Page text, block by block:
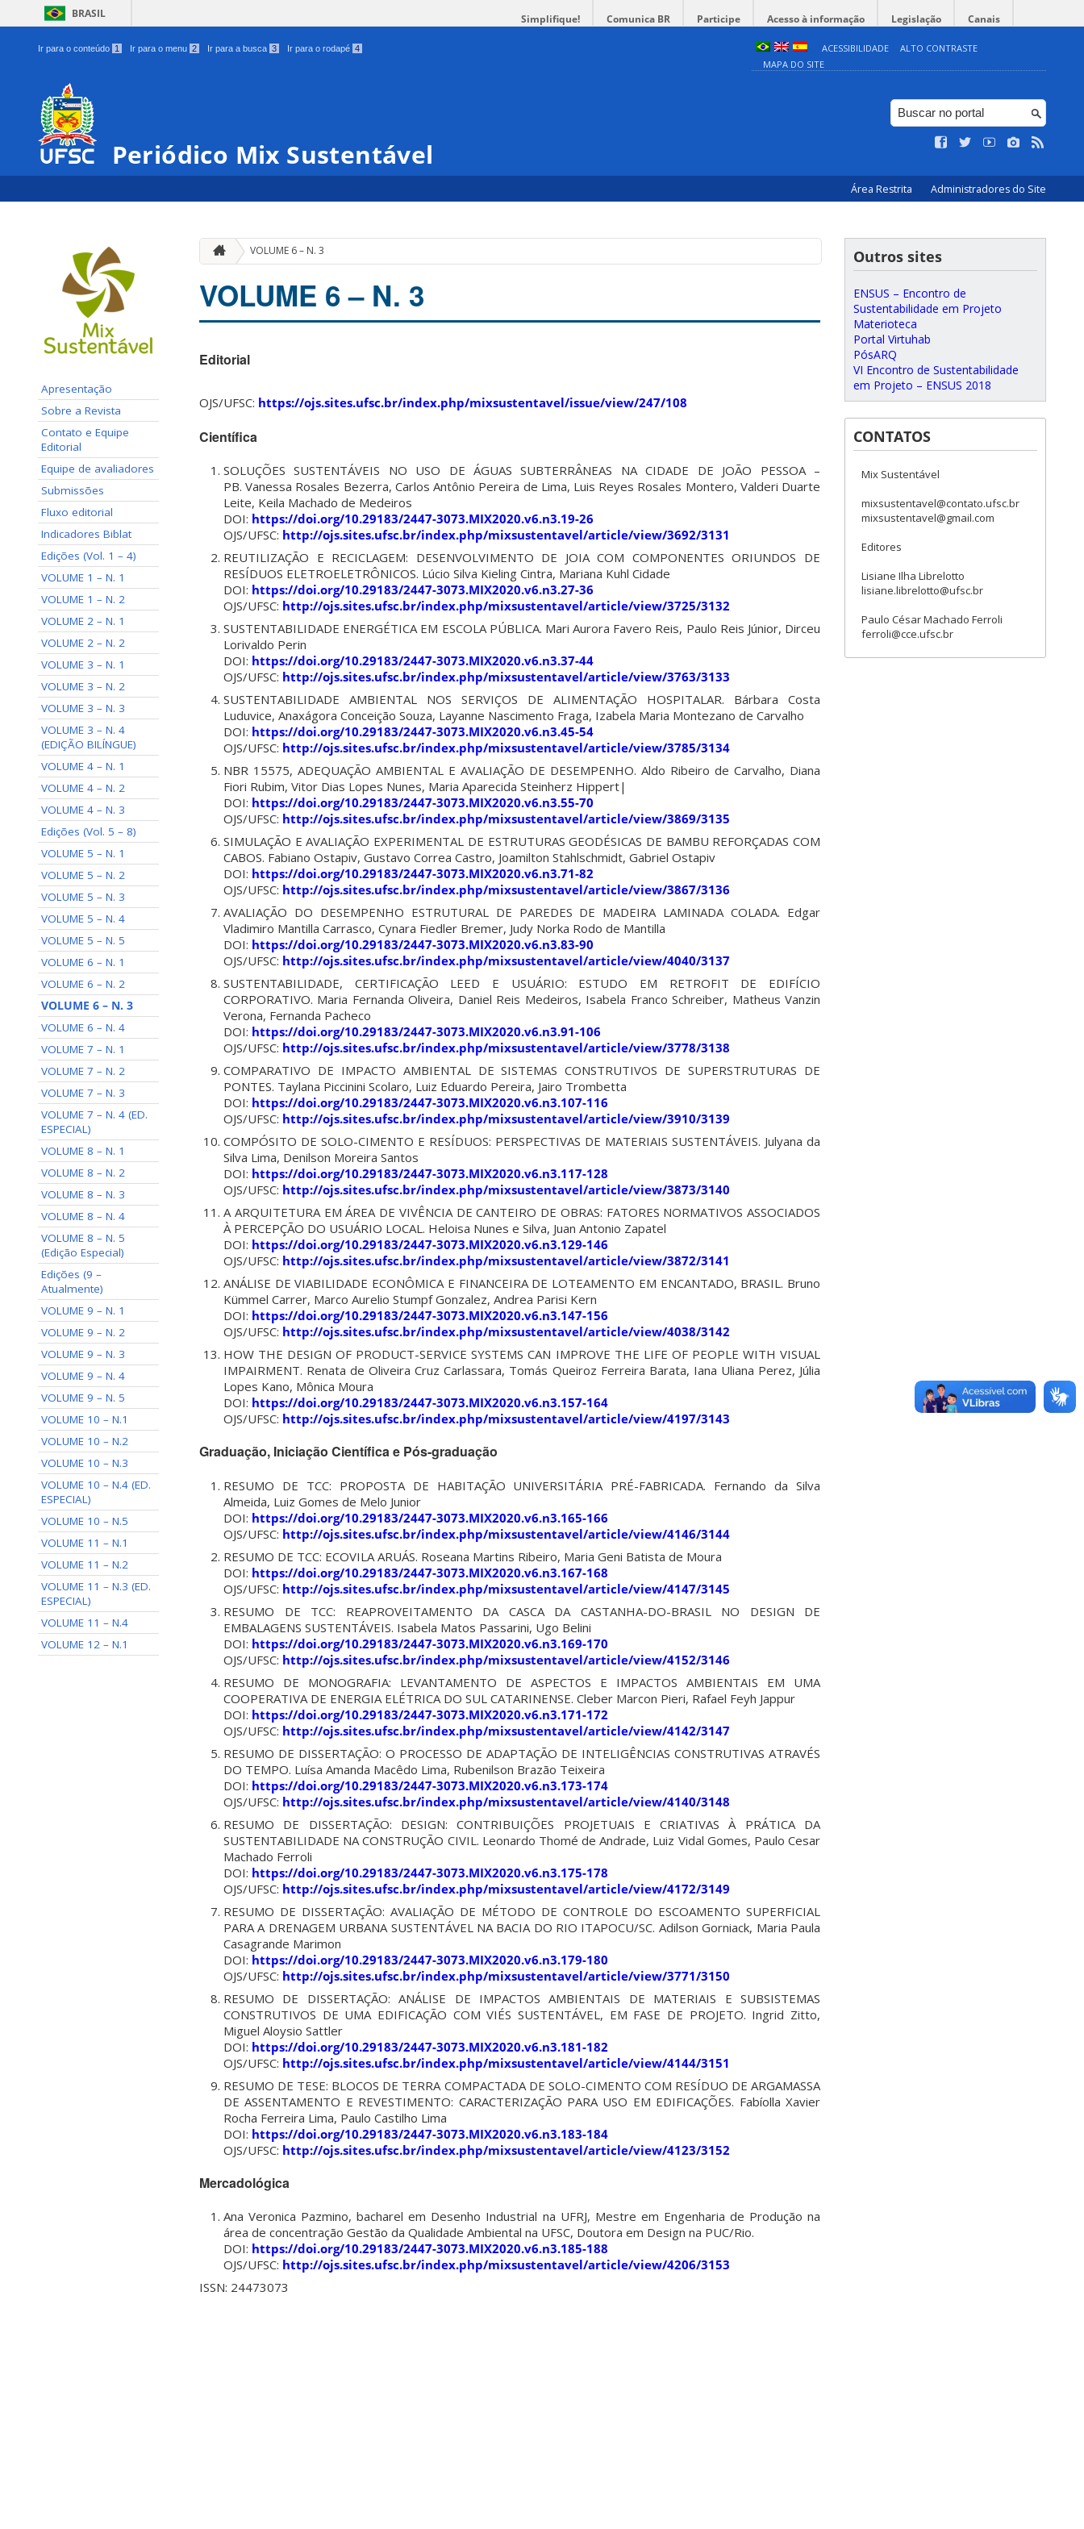
BRASIL Simplifique! Comunica BR Participe Acesso à informação Legislação Canais
Ir para o conteúdo 1 Ir para o menu 2 Ir para a busca 3 Ir para o rodapé 4 ACESSIBILIDADE
ALTO CONTRASTE
MAPA DO SITE
Periódico Mix Sustentável
Área Restrita Administradores do Site
Apresentação
Sobre a Revista
Contato e Equipe
Editorial
Equipe de avaliadores
Submissões
Fluxo editorial
Indicadores Biblat
Edições (Vol. 1 – 4)
VOLUME 1 – N. 1
VOLUME 1 – N. 2
VOLUME 2 – N. 1
VOLUME 2 – N. 2
VOLUME 3 – N. 1
VOLUME 3 – N. 2
VOLUME 3 – N. 3
VOLUME 3 – N. 4
(EDIÇÃO BILÍNGUE)
VOLUME 4 – N. 1
VOLUME 4 – N. 2
VOLUME 4 – N. 3
Edições (Vol. 5 – 8)
VOLUME 5 – N. 1
VOLUME 5 – N. 2
VOLUME 5 – N. 3
VOLUME 5 – N. 4
VOLUME 5 – N. 5
VOLUME 6 – N. 1
VOLUME 6 – N. 2
VOLUME 6 – N. 3
VOLUME 6 – N. 4
VOLUME 7 – N. 1
VOLUME 7 – N. 2
VOLUME 7 – N. 3
VOLUME 7 – N. 4 (ED.
ESPECIAL)
VOLUME 8 – N. 1
VOLUME 8 – N. 2
VOLUME 8 – N. 3
VOLUME 8 – N. 4
VOLUME 8 – N. 5
(Edição Especial)
Edições (9 –
Atualmente)
VOLUME 9 – N. 1
VOLUME 9 – N. 2
VOLUME 9 – N. 3
VOLUME 9 – N. 4
VOLUME 9 – N. 5
VOLUME 10 – N.1
VOLUME 10 – N.2
VOLUME 10 – N.3
VOLUME 10 – N.4 (ED.
ESPECIAL)
VOLUME 10 – N.5
VOLUME 11 – N.1
VOLUME 11 – N.2
VOLUME 11 – N.3 (ED.
ESPECIAL)
VOLUME 11 – N.4
VOLUME 12 – N.1
VOLUME 6 – N. 3
VOLUME 6 – N. 3
Editorial
OJS/UFSC: https://ojs.sites.ufsc.br/index.php/mixsustentavel/issue/view/247/108
Científica
SOLUÇÕES SUSTENTÁVEIS NO USO DE ÁGUAS SUBTERRÂNEAS NA CIDADE DE JOÃO PESSOA –
PB. Vanessa Rosales Bezerra, Carlos Antônio Pereira de Lima, Luis Reyes Rosales Montero, Valderi Duarte
Leite, Keila Machado de Medeiros
DOI: https://doi.org/10.29183/2447-3073.MIX2020.v6.n3.19-26
OJS/UFSC: http://ojs.sites.ufsc.br/index.php/mixsustentavel/article/view/3692/3131
REUTILIZAÇÃO E RECICLAGEM: DESENVOLVIMENTO DE JOIA COM COMPONENTES ORIUNDOS DE
RESÍDUOS ELETROELETRÔNICOS. Lúcio Silva Kieling Cintra, Mariana Kuhl Cidade
DOI: https://doi.org/10.29183/2447-3073.MIX2020.v6.n3.27-36
OJS/UFSC: http://ojs.sites.ufsc.br/index.php/mixsustentavel/article/view/3725/3132
SUSTENTABILIDADE ENERGÉTICA EM ESCOLA PÚBLICA. Mari Aurora Favero Reis, Paulo Reis Júnior, Dirceu
Lorivaldo Perin
DOI: https://doi.org/10.29183/2447-3073.MIX2020.v6.n3.37-44
OJS/UFSC: http://ojs.sites.ufsc.br/index.php/mixsustentavel/article/view/3763/3133
SUSTENTABILIDADE AMBIENTAL NOS SERVIÇOS DE ALIMENTAÇÃO HOSPITALAR. Bárbara Costa
Luduvice, Anaxágora Conceição Souza, Layanne Nascimento Fraga, Izabela Maria Montezano de Carvalho
DOI: https://doi.org/10.29183/2447-3073.MIX2020.v6.n3.45-54
OJS/UFSC: http://ojs.sites.ufsc.br/index.php/mixsustentavel/article/view/3785/3134
NBR 15575, ADEQUAÇÃO AMBIENTAL E AVALIAÇÃO DE DESEMPENHO. Aldo Ribeiro de Carvalho, Diana
Fiori Rubim, Vitor Dias Lopes Nunes, Maria Aparecida Steinherz Hippert|
DOI: https://doi.org/10.29183/2447-3073.MIX2020.v6.n3.55-70
OJS/UFSC: http://ojs.sites.ufsc.br/index.php/mixsustentavel/article/view/3869/3135
SIMULAÇÃO E AVALIAÇÃO EXPERIMENTAL DE ESTRUTURAS GEODÉSICAS DE BAMBU REFORÇADAS COM
CABOS. Fabiano Ostapiv, Gustavo Correa Castro, Joamilton Stahlschmidt, Gabriel Ostapiv
DOI: https://doi.org/10.29183/2447-3073.MIX2020.v6.n3.71-82
OJS/UFSC: http://ojs.sites.ufsc.br/index.php/mixsustentavel/article/view/3867/3136
AVALIAÇÃO DO DESEMPENHO ESTRUTURAL DE PAREDES DE MADEIRA LAMINADA COLADA. Edgar
Vladimiro Mantilla Carrasco, Cynara Fiedler Bremer, Judy Norka Rodo de Mantilla
DOI: https://doi.org/10.29183/2447-3073.MIX2020.v6.n3.83-90
OJS/UFSC: http://ojs.sites.ufsc.br/index.php/mixsustentavel/article/view/4040/3137
SUSTENTABILIDADE, CERTIFICAÇÃO LEED E USUÁRIO: ESTUDO EM RETROFIT DE EDIFÍCIO
CORPORATIVO. Maria Fernanda Oliveira, Daniel Reis Medeiros, Isabela Franco Schreiber, Matheus Vanzin
Verona, Fernanda Pacheco
DOI: https://doi.org/10.29183/2447-3073.MIX2020.v6.n3.91-106
OJS/UFSC: http://ojs.sites.ufsc.br/index.php/mixsustentavel/article/view/3778/3138
COMPARATIVO DE IMPACTO AMBIENTAL DE SISTEMAS CONSTRUTIVOS DE SUPERSTRUTURAS DE
PONTES. Taylana Piccinini Scolaro, Luiz Eduardo Pereira, Jairo Trombetta
DOI: https://doi.org/10.29183/2447-3073.MIX2020.v6.n3.107-116
OJS/UFSC: http://ojs.sites.ufsc.br/index.php/mixsustentavel/article/view/3910/3139
COMPÓSITO DE SOLO-CIMENTO E RESÍDUOS: PERSPECTIVAS DE MATERIAIS SUSTENTÁVEIS. Julyana da
Silva Lima, Denilson Moreira Santos
DOI: https://doi.org/10.29183/2447-3073.MIX2020.v6.n3.117-128
OJS/UFSC: http://ojs.sites.ufsc.br/index.php/mixsustentavel/article/view/3873/3140
A ARQUITETURA EM ÁREA DE VIVÊNCIA DE CANTEIRO DE OBRAS: FATORES NORMATIVOS ASSOCIADOS
À PERCEPÇÃO DO USUÁRIO LOCAL. Heloisa Nunes e Silva, Juan Antonio Zapatel
DOI: https://doi.org/10.29183/2447-3073.MIX2020.v6.n3.129-146
OJS/UFSC: http://ojs.sites.ufsc.br/index.php/mixsustentavel/article/view/3872/3141
ANÁLISE DE VIABILIDADE ECONÔMICA E FINANCEIRA DE LOTEAMENTO EM ENCANTADO, BRASIL. Bruno
Kümmel Carrer, Marco Aurelio Stumpf Gonzalez, Andrea Parisi Kern
DOI: https://doi.org/10.29183/2447-3073.MIX2020.v6.n3.147-156
OJS/UFSC: http://ojs.sites.ufsc.br/index.php/mixsustentavel/article/view/4038/3142
HOW THE DESIGN OF PRODUCT-SERVICE SYSTEMS CAN IMPROVE THE LIFE OF PEOPLE WITH VISUAL
IMPAIRMENT. Renata de Oliveira Cruz Carlassara, Tomás Queiroz Ferreira Barata, Iana Uliana Perez, Júlia
Lopes Kano, Mônica Moura
DOI: https://doi.org/10.29183/2447-3073.MIX2020.v6.n3.157-164
OJS/UFSC: http://ojs.sites.ufsc.br/index.php/mixsustentavel/article/view/4197/3143
Graduação, Iniciação Científica e Pós-graduação
RESUMO DE TCC: PROPOSTA DE HABITAÇÃO UNIVERSITÁRIA PRÉ-FABRICADA. Fernando da Silva
Almeida, Luiz Gomes de Melo Junior
DOI: https://doi.org/10.29183/2447-3073.MIX2020.v6.n3.165-166
OJS/UFSC: http://ojs.sites.ufsc.br/index.php/mixsustentavel/article/view/4146/3144
RESUMO DE TCC: ECOVILA ARUÁS. Roseana Martins Ribeiro, Maria Geni Batista de Moura
DOI: https://doi.org/10.29183/2447-3073.MIX2020.v6.n3.167-168
OJS/UFSC: http://ojs.sites.ufsc.br/index.php/mixsustentavel/article/view/4147/3145
RESUMO DE TCC: REAPROVEITAMENTO DA CASCA DA CASTANHA-DO-BRASIL NO DESIGN DE
EMBALAGENS SUSTENTÁVEIS. Isabela Matos Passarini, Ugo Belini
DOI: https://doi.org/10.29183/2447-3073.MIX2020.v6.n3.169-170
OJS/UFSC: http://ojs.sites.ufsc.br/index.php/mixsustentavel/article/view/4152/3146
RESUMO DE MONOGRAFIA: LEVANTAMENTO DE ASPECTOS E IMPACTOS AMBIENTAIS EM UMA
COOPERATIVA DE ENERGIA ELÉTRICA DO SUL CATARINENSE. Cleber Marcon Pieri, Rafael Feyh Jappur
DOI: https://doi.org/10.29183/2447-3073.MIX2020.v6.n3.171-172
OJS/UFSC: http://ojs.sites.ufsc.br/index.php/mixsustentavel/article/view/4142/3147
RESUMO DE DISSERTAÇÃO: O PROCESSO DE ADAPTAÇÃO DE INTELIGÊNCIAS CONSTRUTIVAS ATRAVÉS
DO TEMPO. Luísa Amanda Macêdo Lima, Rubenilson Brazão Teixeira
DOI: https://doi.org/10.29183/2447-3073.MIX2020.v6.n3.173-174
OJS/UFSC: http://ojs.sites.ufsc.br/index.php/mixsustentavel/article/view/4140/3148
RESUMO DE DISSERTAÇÃO: DESIGN: CONTRIBUIÇÕES PROJETUAIS E CRIATIVAS À PRÁTICA DA
SUSTENTABILIDADE NA CONSTRUÇÃO CIVIL. Leonardo Thomé de Andrade, Luiz Vidal Gomes, Paulo Cesar
Machado Ferroli
DOI: https://doi.org/10.29183/2447-3073.MIX2020.v6.n3.175-178
OJS/UFSC: http://ojs.sites.ufsc.br/index.php/mixsustentavel/article/view/4172/3149
RESUMO DE DISSERTAÇÃO: AVALIAÇÃO DE MÉTODO DE CONTROLE DO ESCOAMENTO SUPERFICIAL
PARA A DRENAGEM URBANA SUSTENTÁVEL NA BACIA DO RIO ITAPOCU/SC. Adilson Gorniack, Maria Paula
Casagrande Marimon
DOI: https://doi.org/10.29183/2447-3073.MIX2020.v6.n3.179-180
OJS/UFSC: http://ojs.sites.ufsc.br/index.php/mixsustentavel/article/view/3771/3150
RESUMO DE DISSERTAÇÃO: ANÁLISE DE IMPACTOS AMBIENTAIS DE MATERIAIS E SUBSISTEMAS
CONSTRUTIVOS DE UMA EDIFICAÇÃO COM VIÉS SUSTENTÁVEL, EM FASE DE PROJETO. Ingrid Zitto,
Miguel Aloysio Sattler
DOI: https://doi.org/10.29183/2447-3073.MIX2020.v6.n3.181-182
OJS/UFSC: http://ojs.sites.ufsc.br/index.php/mixsustentavel/article/view/4144/3151
RESUMO DE TESE: BLOCOS DE TERRA COMPACTADA DE SOLO-CIMENTO COM RESÍDUO DE ARGAMASSA
DE ASSENTAMENTO E REVESTIMENTO: CARACTERIZAÇÃO PARA USO EM EDIFICAÇÕES. Fabíolla Xavier
Rocha Ferreira Lima, Paulo Castilho Lima
DOI: https://doi.org/10.29183/2447-3073.MIX2020.v6.n3.183-184
OJS/UFSC: http://ojs.sites.ufsc.br/index.php/mixsustentavel/article/view/4123/3152
Mercadológica
Ana Veronica Pazmino, bacharel em Desenho Industrial na UFRJ, Mestre em Engenharia de Produção na
área de concentração Gestão da Qualidade Ambiental na UFSC, Doutora em Design na PUC/Rio.
DOI: https://doi.org/10.29183/2447-3073.MIX2020.v6.n3.185-188
OJS/UFSC: http://ojs.sites.ufsc.br/index.php/mixsustentavel/article/view/4206/3153
ISSN: 24473073
Outros sites
ENSUS – Encontro de
Sustentabilidade em Projeto
Materioteca
Portal Virtuhab
PósARQ
VI Encontro de Sustentabilidade
em Projeto – ENSUS 2018
CONTATOS
Mix Sustentável
mixsustentavel@contato.ufsc.br
mixsustentavel@gmail.com
Editores
Lisiane Ilha Librelotto
lisiane.librelotto@ufsc.br
Paulo César Machado Ferroli
ferroli@cce.ufsc.br